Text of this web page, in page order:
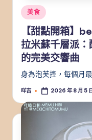
Posted
in
美食
【甜點開箱】
拉米蘇千層派
的完美交響曲
身為泡芙控，每個月
Posted
咩吉 2026 年 8 月 5